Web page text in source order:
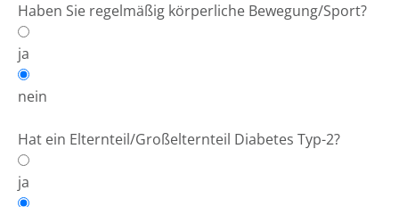
Haben Sie regelmäßig körperliche Bewegung/Sport?
ja
nein
Hat ein Elternteil/Großelternteil Diabetes Typ-2?
ja